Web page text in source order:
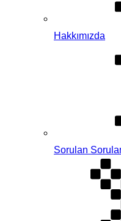
Hakkımızda
Sorulan